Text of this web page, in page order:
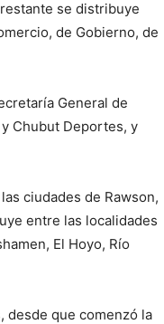
se distribuye
de Gobierno, de
General de
Chubut Deportes, y
ciudades de Rawson,
entre las localidades
El Hoyo, Río
desde que comenzó la